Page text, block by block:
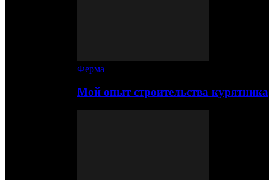
Ферма
Мой опыт строительства курятника